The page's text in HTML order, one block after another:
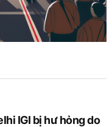
IGI bị hư hỏng do